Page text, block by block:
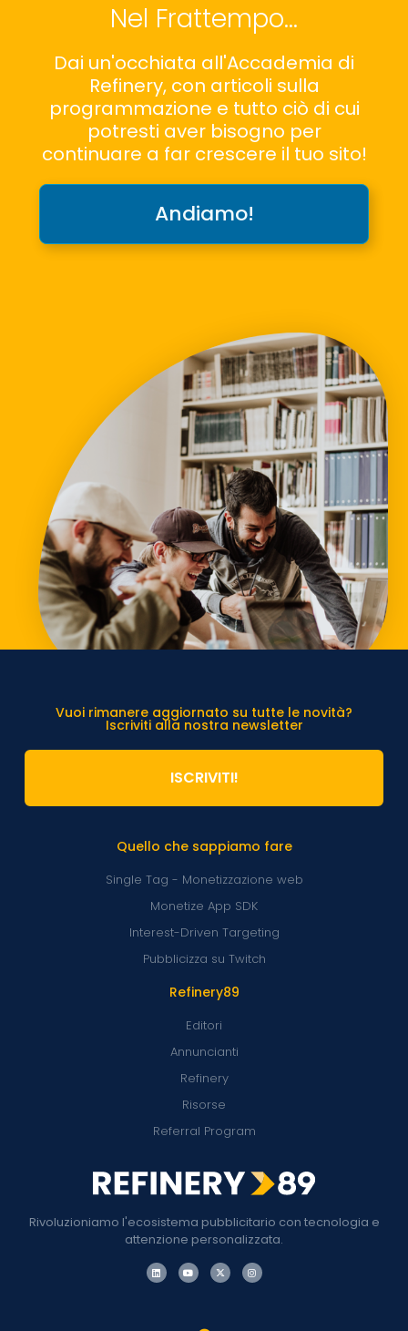
Nel Frattempo…
Dai un'occhiata all'Accademia di
Refinery, con articoli sulla
programmazione e tutto ciò di cui
potresti aver bisogno per
continuare a far crescere il tuo sito!
Andiamo!
Rivoluzioniamo l'ecosistema pubblicitario con tecnologia e
attenzione personalizzata.
Refinery89
Editori
Annuncianti
Refinery
Risorse
Referral Program
Quello che sappiamo fare
Single Tag - Monetizzazione web
Monetize App SDK
Interest-Driven Targeting
Pubblicizza su Twitch
Vuoi rimanere aggiornato su tutte le novità?
Iscriviti alla nostra newsletter
ISCRIVITI!